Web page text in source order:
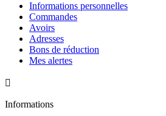
Informations personnelles
Commandes
Avoirs
Adresses
Bons de réduction
Mes alertes

Informations